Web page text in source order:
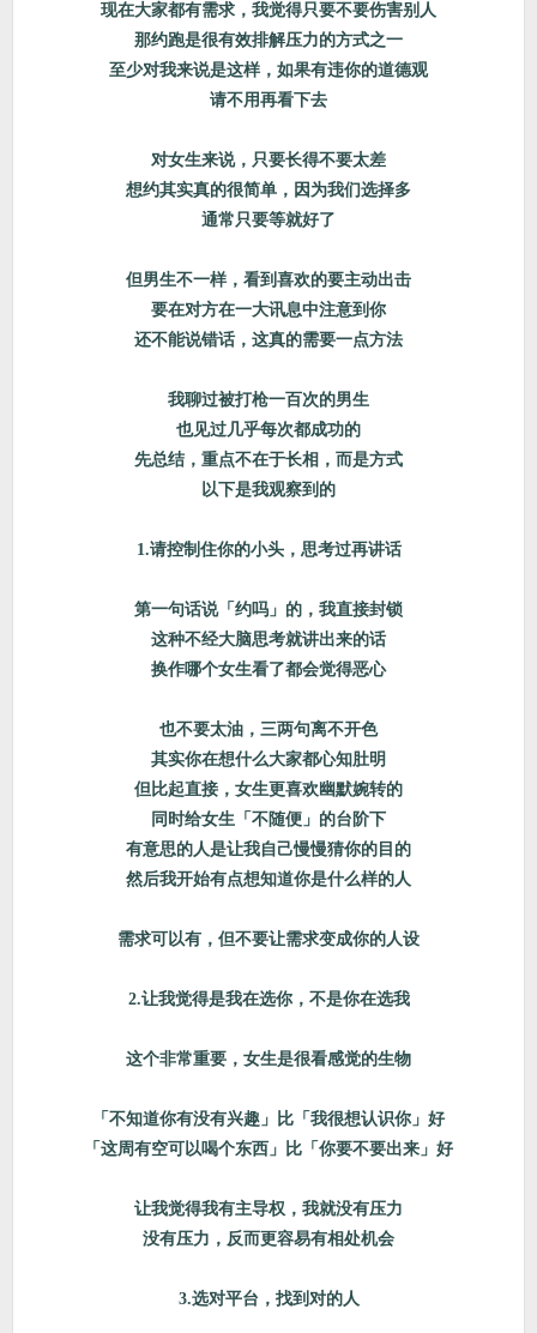
现在大家都有需求，我觉得只要不要伤害别人
那约跑是很有效排解压力的方式之一
至少对我来说是这样，如果有违你的道德观
请不用再看下去
对女生来说，只要长得不要太差
想约其实真的很简单，因为我们选择多
通常只要等就好了
但男生不一样，看到喜欢的要主动出击
要在对方在一大讯息中注意到你
还不能说错话，这真的需要一点方法
我聊过被打枪一百次的男生
也见过几乎每次都成功的
先总结，重点不在于长相，而是方式
以下是我观察到的
1.请控制住你的小头，思考过再讲话
第一句话说「约吗」的，我直接封锁
这种不经大脑思考就讲出来的话
换作哪个女生看了都会觉得恶心
也不要太油，三两句离不开色
其实你在想什么大家都心知肚明
但比起直接，女生更喜欢幽默婉转的
同时给女生「不随便」的台阶下
有意思的人是让我自己慢慢猜你的目的
然后我开始有点想知道你是什么样的人
需求可以有，但不要让需求变成你的人设
2.让我觉得是我在选你，不是你在选我
这个非常重要，女生是很看感觉的生物
「不知道你有没有兴趣」比「我很想认识你」好
「这周有空可以喝个东西」比「你要不要出来」好
让我觉得我有主导权，我就没有压力
没有压力，反而更容易有相处机会
3.选对平台，找到对的人